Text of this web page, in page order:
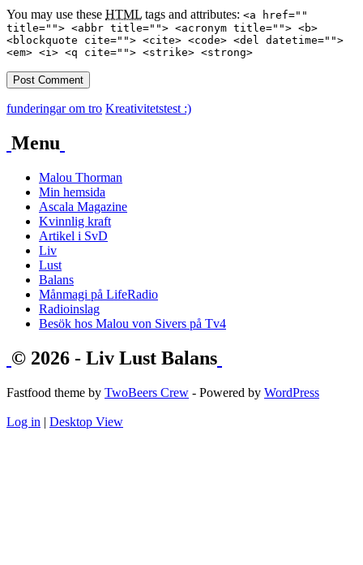
You may use these HTML tags and attributes: <a href=""
title=""> <abbr title=""> <acronym title=""> <b>
<blockquote cite=""> <cite> <code> <del datetime="">
<em> <i> <q cite=""> <strike> <strong>
funderingar om tro Kreativitetstest :)
Menu
Malou Thorman
Min hemsida
Ascala Magazine
Kvinnlig kraft
Artikel i SvD
Liv
Lust
Balans
Månmagi på LifeRadio
Radioinslag
Besök hos Malou von Sivers på Tv4
© 2026 - Liv Lust Balans
Fastfood theme by TwoBeers Crew - Powered by WordPress
Log in | Desktop View